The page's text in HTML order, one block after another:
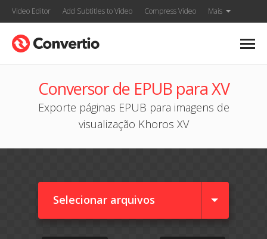
Video Editor Add Subtitles to Video Compress Video Mais
Conversor de EPUB para XV
Exporte páginas EPUB para imagens de
visualização Khoros XV
Selecionar arquivos